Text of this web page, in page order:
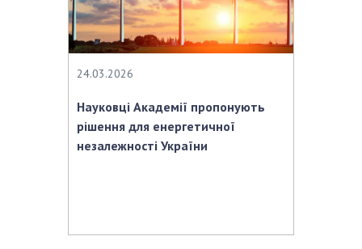
24.03.2026
Науковці Академії пропонують
рішення для енергетичної
незалежності України